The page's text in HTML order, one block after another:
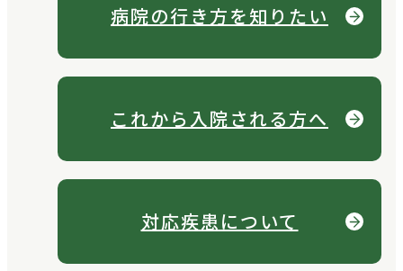
病院の行き方を知りたい
これから入院される方へ
対応疾患について